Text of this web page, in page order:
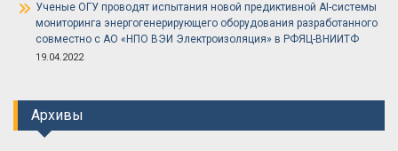
Ученые ОГУ проводят испытания новой предиктивной AI-системы
мониторинга энергогенерирующего оборудования разработанного
совместно с АО «НПО ВЭИ Электроизоляция» в РФЯЦ-ВНИИТФ
19.04.2022
Архивы